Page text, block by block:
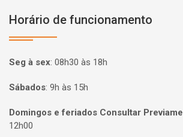
Horário de funcionamento
Seg à sex: 08h30 às 18h
Sábados: 9h às 15h
Domingos e feriados Consultar
12h00